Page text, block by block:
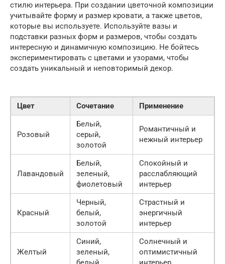
стилю интерьера. При создании цветочной композиции
учитывайте форму и размер кровати, а также цветов,
которые вы используете. Используйте вазы и
подставки разных форм и размеров, чтобы создать
интересную и динамичную композицию. Не бойтесь
экспериментировать с цветами и узорами, чтобы
создать уникальный и неповторимый декор.
Цвет Сочетание Применение
Розовый
Белый,
серый,
золотой
Романтичный и
нежный интерьер
Лавандовый
Белый,
зеленый,
фиолетовый
Спокойный и
расслабляющий
интерьер
Красный
Черный,
белый,
золотой
Страстный и
энергичный
интерьер
Желтый
Синий,
зеленый,
Солнечный и
оптимистичный